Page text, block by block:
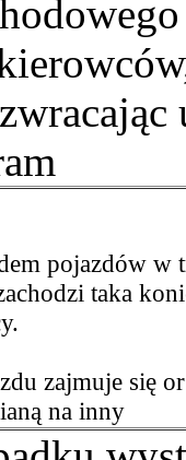
pojazdów w
taka
zajmuje się
na inny